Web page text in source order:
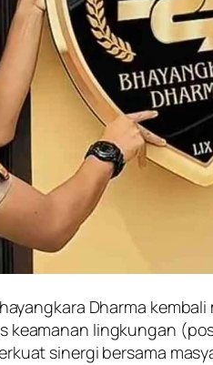
Dharma
keamanan lingkungan
sinergi bersama